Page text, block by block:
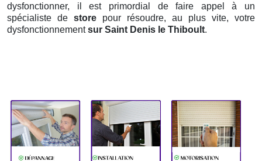
dysfonctionner, il est primordial de faire appel à un
spécialiste de store pour résoudre, au plus vite, votre
dysfonctionnementsur Saint Denis le Thiboult.